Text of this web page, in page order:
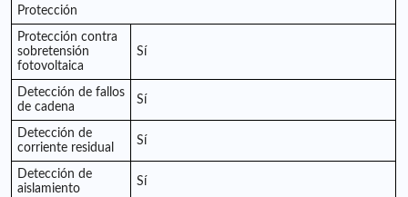
Protección
Protección contra
sobretensión
fotovoltaica
Sí
Detección de fallos
de cadena
Sí
Detección de
corriente residual
Sí
Detección de
aislamiento
Sí